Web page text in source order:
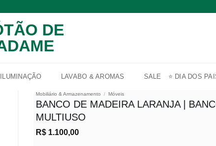
ILUMINAÇÃO LAVABO & AROMAS SALE ⭐ DIA DOS
Mobiliário & Armazenamento / Móveis
BANCO DE MADEIRA LARANJA |
MULTIUSO
R$ 1.100,00